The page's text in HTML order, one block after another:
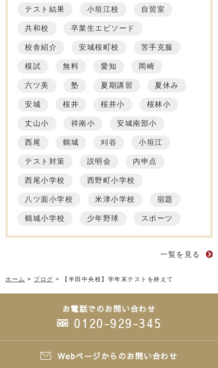
テスト結果 小垣江校 自習室
共和校 卒業生エピソード
校舎紹介 安城桜町校 苦手克服
模試 無料 愛知 岡崎
六ツ美 塾 夏期講習 夏休み
安城 桜井 桜井小 桜林小
丈山小 祥南小 安城南部小
西尾 鶴城 刈谷 小垣江
テスト対策 説明会 内申点
西尾小学校 西野町小学校
八ツ面小学校 米津小学校 宿題
鶴城小学校 少年野球 スポーツ
一覧を見る
ホーム > ブログ > 【半田中央校】学年末テストを終えて
お電話でのお問い合わせ
0120-929-345
Webページからのお問い合わせ